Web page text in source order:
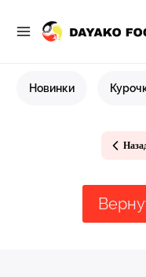
Новинки